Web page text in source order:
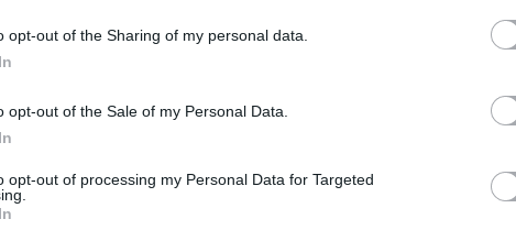
opt-out of the Sharing of my personal data.
opt-out of the Sale of my Personal Data.
opt-out of processing my Personal Data for Targeted